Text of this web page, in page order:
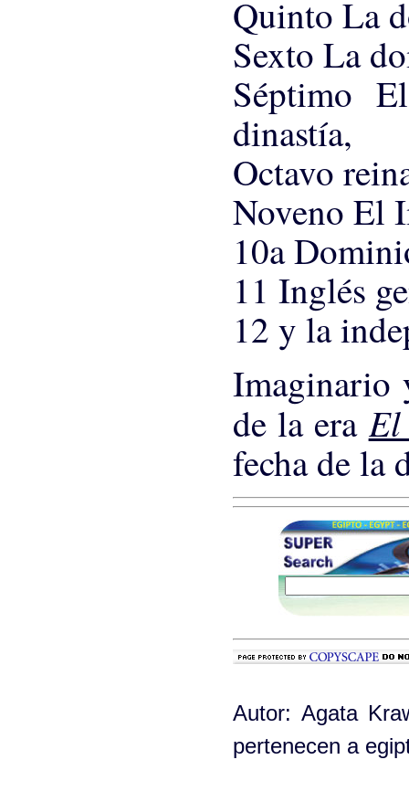
Quinto La
Sexto La
Séptimo
dinastía,
Octavo
Noveno El
10a
11 Inglés
12 y la
Imaginario
de la era
fecha de la
Autor: Agata
pertenecen a